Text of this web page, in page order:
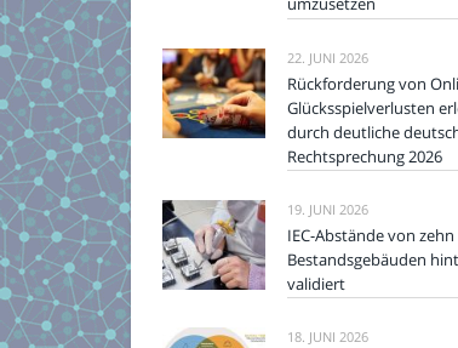
22. JUNI 2026
Rückforderung von
Glücksspielverlusten
durch deutliche
Rechtsprechung 2026
19. JUNI 2026
IEC-Abstände von
Bestandsgebäuden
validiert
18. JUNI 2026